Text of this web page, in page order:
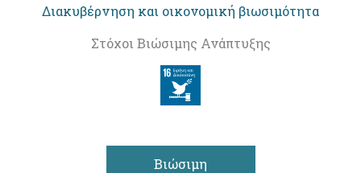
Διακυβέρνηση και οικονομική βιωσιμότητα
Στόχοι Βιώσιμης Ανάπτυξης
Βιώσιμη